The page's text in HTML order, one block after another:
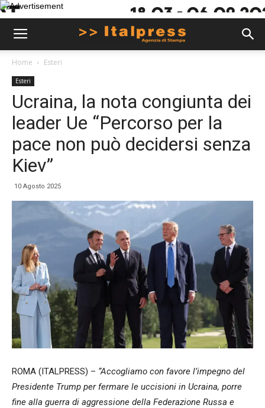
Home Esteri
Esteri
Ucraina, la nota congiunta dei
leader Ue “Percorso per la
pace non può decidersi senza
Kiev”
10 Agosto 2025
ROMA (ITALPRESS) – “Accogliamo con favore l’impegno del
Presidente Trump per fermare le uccisioni in Ucraina, porre
fine alla guerra di aggressione della Federazione Russa e